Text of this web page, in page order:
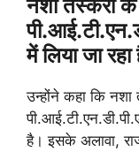
नशा तस्करी
में लिया जा रहा
उन्होंने कहा कि
है। इसके अलावा,